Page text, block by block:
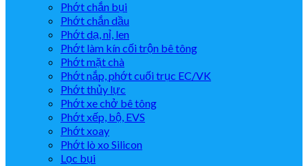
Phớt chắn bụi
Phớt chắn dầu
Phớt dạ, nỉ, len
Phớt làm kín cối trộn bê tông
Phớt mặt chà
Phớt nắp, phớt cuối trục EC/VK
Phớt thủy lực
Phớt xe chở bê tông
Phớt xếp, bộ, EVS
Phớt xoay
Phớt lò xo Silicon
Lọc bụi